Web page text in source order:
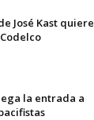
José Kast quiere
la entrada a